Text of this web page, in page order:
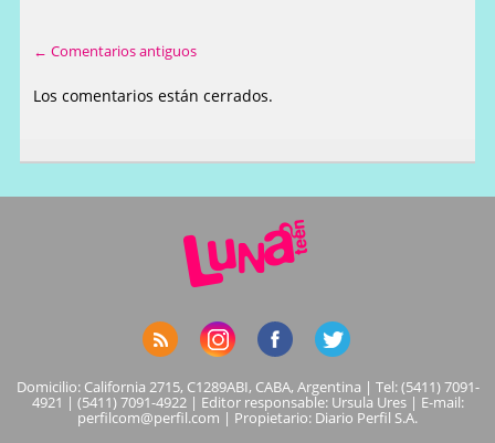
← Comentarios antiguos
Los comentarios están cerrados.
Domicilio: California 2715, C1289ABI, CABA, Argentina | Tel: (5411) 7091-
4921 | (5411) 7091-4922 | Editor responsable: Ursula Ures | E-mail:
perfilcom@perfil.com | Propietario: Diario Perfil S.A.